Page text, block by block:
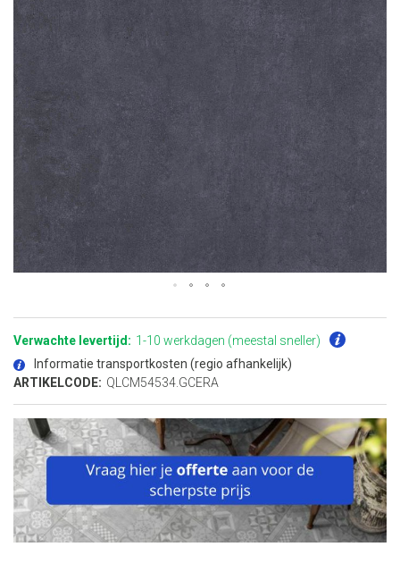
naar
begin
de
afbeeldingen-
Verwachte levertijd: 1-10 werkdagen (meestal sneller)
Informatie transportkosten (regio afhankelijk)
ARTIKELCODE: QLCM54534.GCERA